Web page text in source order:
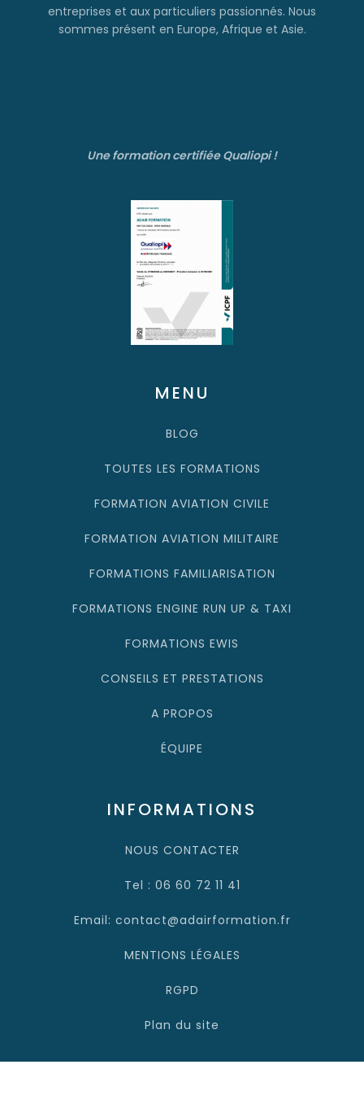
entreprises et aux particuliers passionnés. Nous
sommes présent en Europe, Afrique et Asie.
Une formation certifiée Qualiopi !
MENU
BLOG
TOUTES LES FORMATIONS
FORMATION AVIATION CIVILE
FORMATION AVIATION MILITAIRE
FORMATIONS FAMILIARISATION
FORMATIONS ENGINE RUN UP & TAXI
FORMATIONS EWIS
CONSEILS ET PRESTATIONS
A PROPOS
ÉQUIPE
INFORMATIONS
NOUS CONTACTER
Tel : 06 60 72 11 41
Email: contact@adairformation.fr
MENTIONS LÉGALES
RGPD
Plan du site